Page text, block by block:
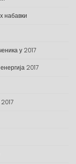
набавки
у 2017
2017